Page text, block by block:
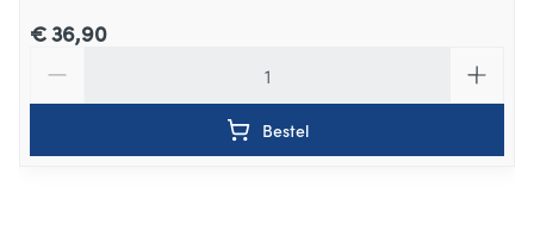
€ 36,90
Bestel